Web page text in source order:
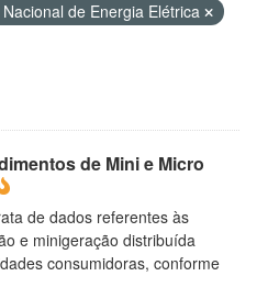
de Energia Elétrica
de Mini e Micro
de dados referentes às
e minigeração distribuída
consumidoras, conforme